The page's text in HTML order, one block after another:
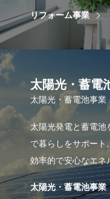
リフォーム事業
太陽光・蓄電
太陽光・蓄電池事業
太陽光発電と蓄電池
で暮らしをサポート。
効率的で安心なエネ
太陽光・蓄電池事業